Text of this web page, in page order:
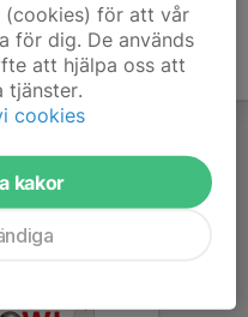
(cookies) för att vår
för dig. De används
att hjälpa oss att
tjänster.
cookies
kakor